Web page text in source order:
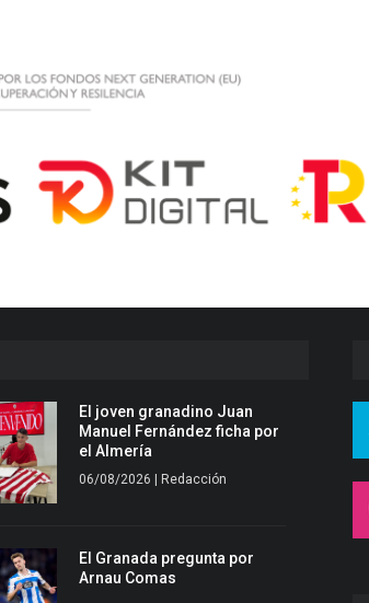
El joven granadino Juan
Manuel Fernández ficha por
el Almería
06/08/2026 | Redacción
El Granada pregunta por
Arnau Comas